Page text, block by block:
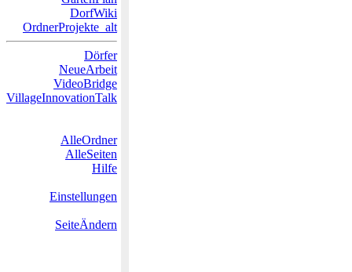
DorfWiki
OrdnerProjekte_alt
Dörfer
NeueArbeit
VideoBridge
VillageInnovationTalk
AlleOrdner
AlleSeiten
Hilfe
Einstellungen
SeiteÄndern